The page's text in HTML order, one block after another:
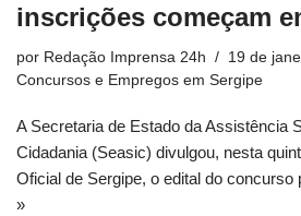
inscrições começam
por Redação Imprensa 24h
19 de
Concursos e Empregos em Sergipe
A Secretaria de Estado da Assistência
Cidadania (Seasic) divulgou, nesta
Oficial de Sergipe, o edital do
»